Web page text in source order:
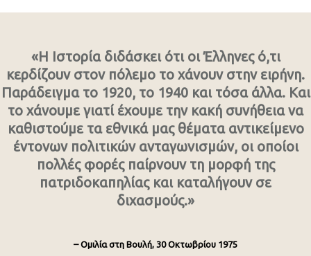
«Η Ιστορία διδάσκει ότι οι Έλληνες ό,τι
κερδίζουν στον πόλεμο το χάνουν στην ειρήνη.
Παράδειγμα το 1920, το 1940 και τόσα άλλα. Και
το χάνουμε γιατί έχουμε την κακή συνήθεια να
καθιστούμε τα εθνικά μας θέματα αντικείμενο
έντονων πολιτικών ανταγωνισμών, οι οποίοι
πολλές φορές παίρνουν τη μορφή της
πατριδοκαπηλίας και καταλήγουν σε
διχασμούς.»
– Ομιλία στη Βουλή, 30 Οκτωβρίου 1975